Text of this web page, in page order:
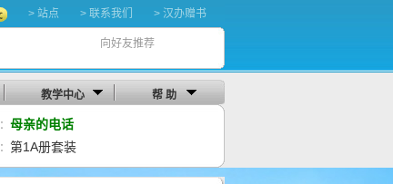
> 站点 > 联系我们 > 汉办赠书
向好友推荐
教学中心 帮 助
： 母亲的电话
： 第1A册套装